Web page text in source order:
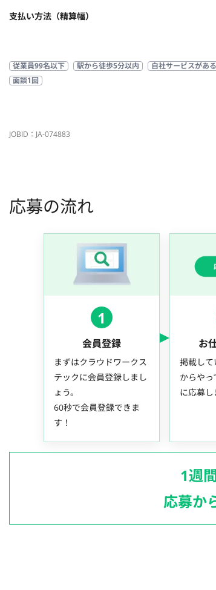
支払い方法（精算幅）
従業員99名以下 駅から徒歩5分以内 自社サービスがある
面談1回
JOBID：JA-074883
応募の流れ
1
会員登録
まずはクラウドワークス
テックに会員登録しまし
ょう。
60秒で会員登録できま
す！
お
掲載して
からや
に応募し
1週
応募か